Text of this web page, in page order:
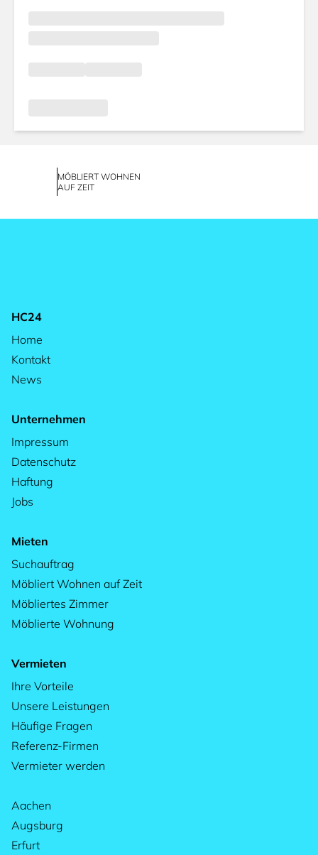
MÖBLIERT WOHNEN
AUF ZEIT
HC24
Home
Kontakt
News
Unternehmen
Impressum
Datenschutz
Haftung
Jobs
Mieten
Suchauftrag
Möbliert Wohnen auf Zeit
Möbliertes Zimmer
Möblierte Wohnung
Vermieten
Ihre Vorteile
Unsere Leistungen
Häufige Fragen
Referenz-Firmen
Vermieter werden
Aachen
Augsburg
Erfurt